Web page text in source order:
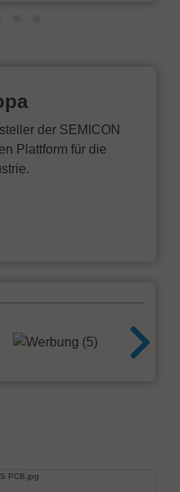
der SEMICON
Plattform für die